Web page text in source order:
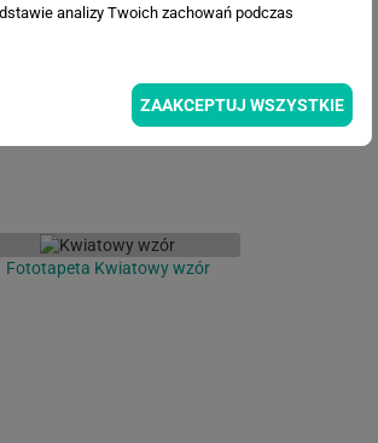
Fototapeta Kwiatowy wzór
analizy Twoich zachowań podczas
ZAAKCEPTUJ WSZYSTKIE